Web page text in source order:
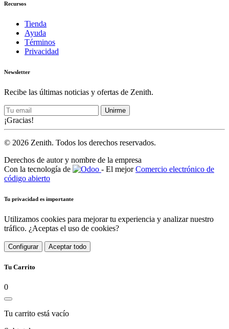
Recursos
Tienda
Ayuda
Términos
Privacidad
Newsletter
Recibe las últimas noticias y ofertas de Zenith.
Unirme
¡Gracias!
© 2026 Zenith. Todos los derechos reservados.
Derechos de autor y nombre de la empresa
Con la tecnología de
- El mejorComercio electrónico de
código abierto
Tu privacidad es importante
Utilizamos cookies para mejorar tu experiencia y analizar nuestro
tráfico. ¿Aceptas el uso de cookies?
Configurar Aceptar todo
Tu Carrito
0
Tu carrito está vacío